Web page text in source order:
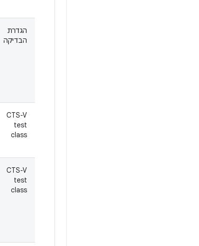
הגדרת
הבדיקה
CTS-V
test
class
CTS-V
test
class